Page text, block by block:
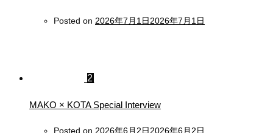
Posted on 2026年7月1日2026年7月1日
2
MAKO × KOTA Special Interview
Posted on 2026年6月2日2026年6月2日